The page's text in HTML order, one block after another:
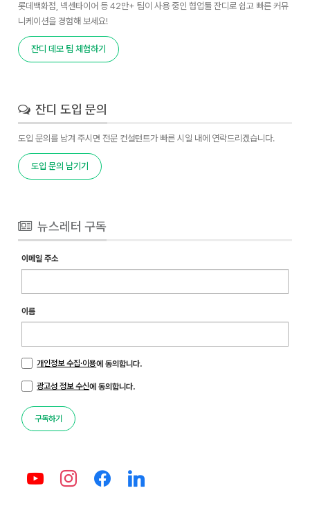
롯데백화점, 넥센타이어 등 42만+ 팀이 사용 중인 협업툴 잔디로 쉽고 빠른 커뮤
니케이션을 경험해 보세요!
잔디 데모 팀 체험하기
잔디 도입 문의
도입 문의를 남겨 주시면 전문 컨설턴트가 빠른 시일 내에 연락드리겠습니다.
도입 문의 남기기
뉴스레터 구독
이메일 주소
이름
개인정보 수집·이용에 동의합니다.
광고성 정보 수신에 동의합니다.
구독하기